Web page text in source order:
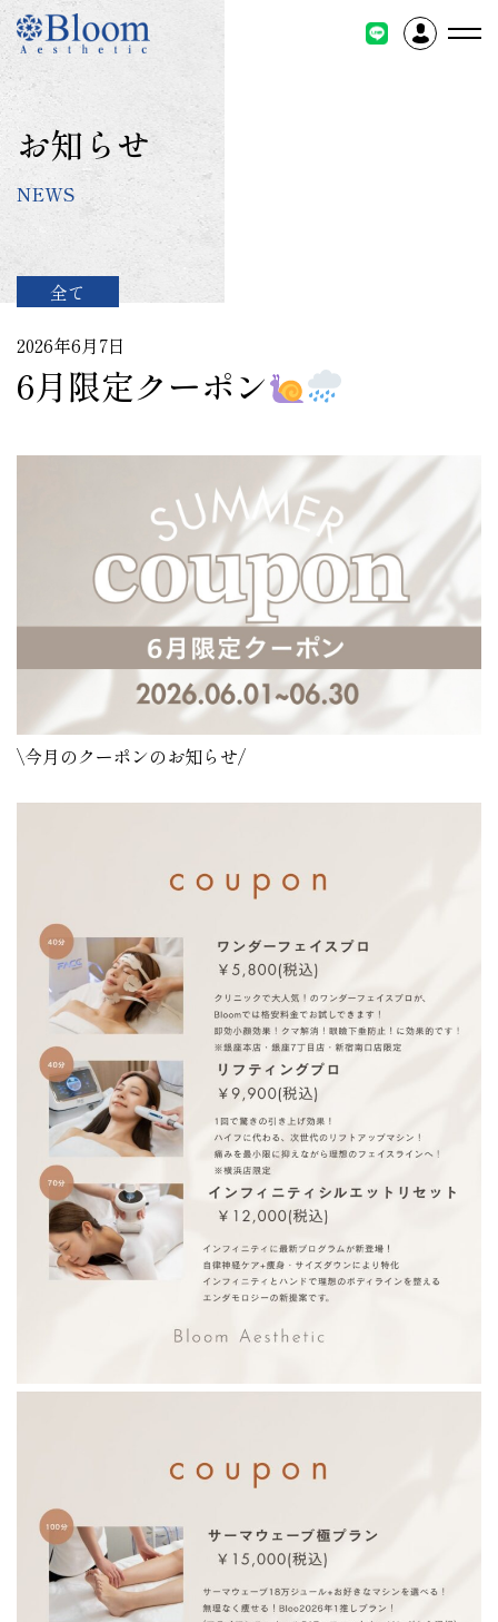
コ
テ
ン
ツ
に
キ
お知らせ
NEWS
全て
2026年6月7日
6月限定クーポン
\今月のクーポンのお知らせ/